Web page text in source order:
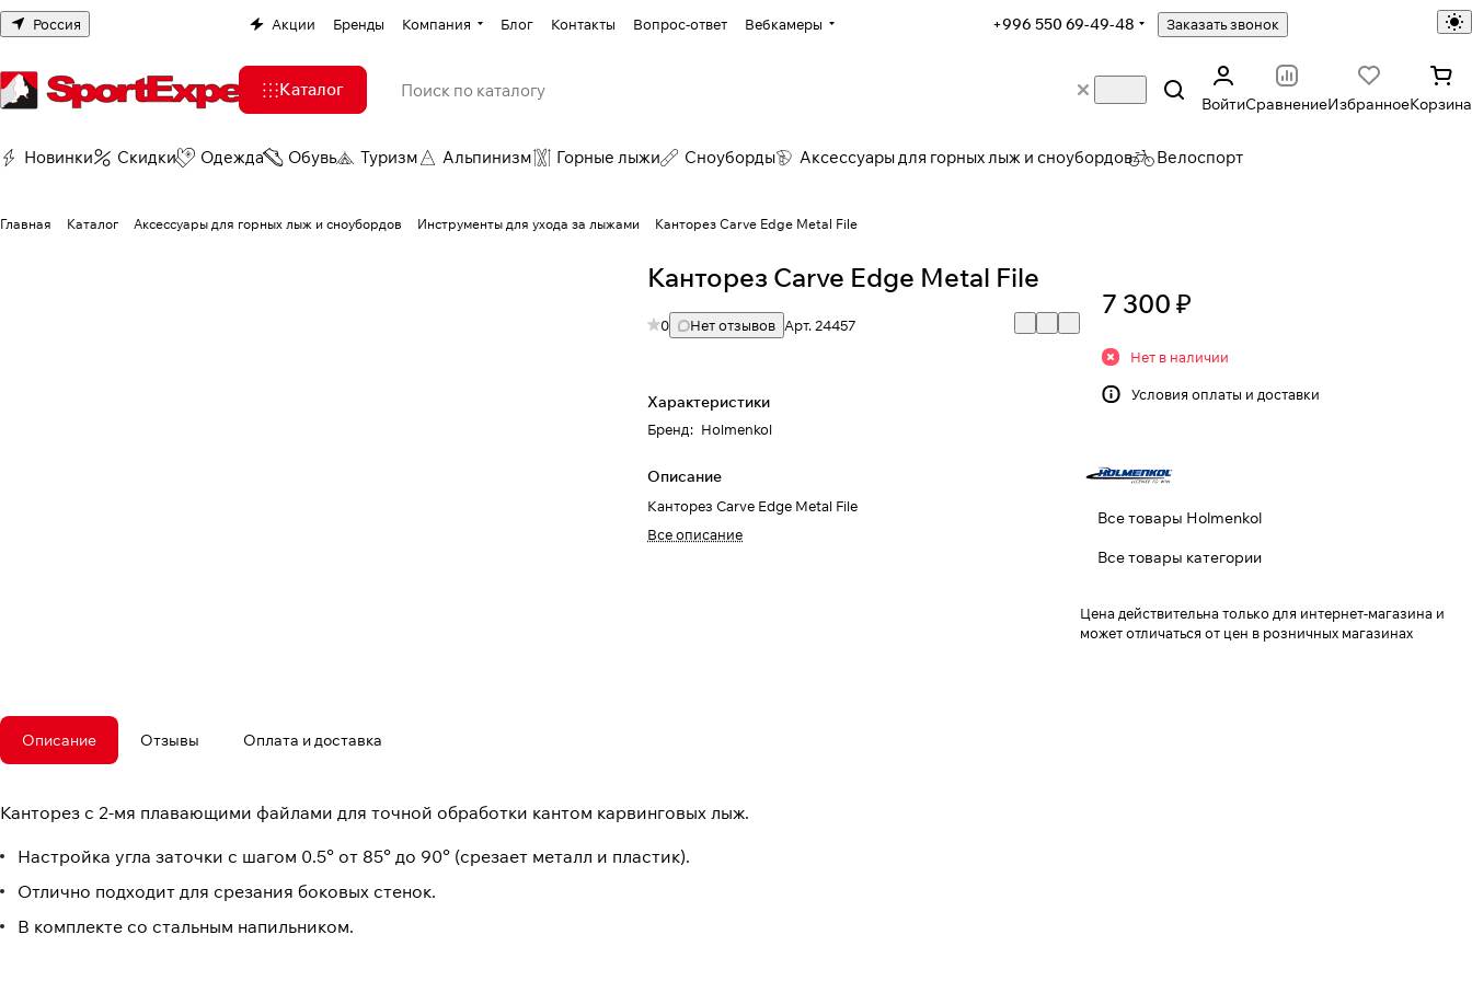
Россия Акции Бренды Компания Блог Контакты Вопрос-ответ Вебкамеры +996 550 69-49-48 Заказать звонок
Каталог
ВойтиСравнениеИзбранноеКорзина
Новинки Скидки Одежда Обувь Туризм Альпинизм Горные лыжи Сноуборды Аксессуары для горных лыж и сноубордов Велоспорт
Главная Каталог Аксессуары для горных лыж и сноубордов Инструменты для ухода за лыжами Канторез Carve Edge Metal File
Канторез Carve Edge Metal File
0 Нет отзывов Арт.24457
Характеристики
Бренд: Holmenkol
Описание
Канторез Carve Edge Metal File
Все описание
7 300 ₽
Нет в наличии
Условия оплаты и доставки
Все товары Holmenkol
Все товары категории
Цена действительна только для интернет-магазина и
может отличаться от цен в розничных магазинах
Описание Отзывы Оплата и доставка
Канторез с 2-мя плавающими файлами для точной обработки кантом карвинговых лыж.
Настройка угла заточки с шагом 0.5° от 85° до 90° (срезает металл и пластик).
Отлично подходит для срезания боковых стенок.
В комплекте со стальным напильником.